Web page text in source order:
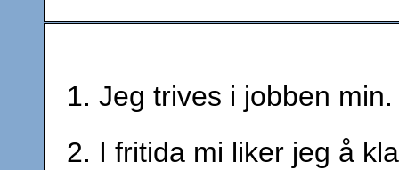
1. Jeg trives i jobben
2. I fritida mi liker jeg å